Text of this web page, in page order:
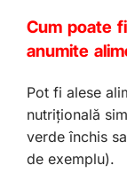
Cum poate
anumite
Pot fi alese
nutrițională
verde închis
de exemplu).